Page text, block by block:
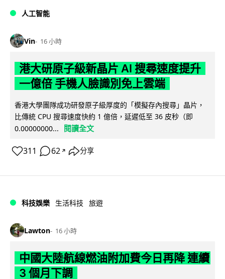
人工智能
Vin 16 小時
港大研原子級新晶片 AI 搜尋速度提升
一億倍 手機人臉識別免上雲端
香港大學團隊成功研發原子級厚度的「模擬存內搜尋」晶片，
比傳統 CPU 搜尋速度快約 1 億倍，延遲低至 36 皮秒（即
0.00000000...
閱讀全文
311 62 ↗ 分享
科技娛樂 生活科技 旅遊
Lawton 16 小時
中國大陸航線燃油附加費今日再降 連續
3 個月下調